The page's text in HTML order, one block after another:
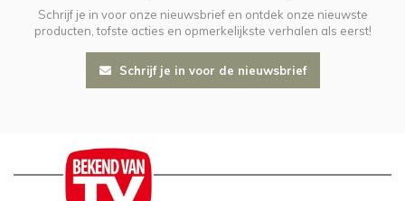
Schrijf je in voor onze nieuwsbrief en ontdek onze nieuwste
producten, tofste acties en opmerkelijkste verhalen als eerst!
Schrijf je in voor de nieuwsbrief